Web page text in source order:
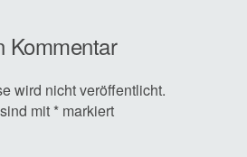
Kommentar
wird nicht veröffentlicht.
mit * markiert